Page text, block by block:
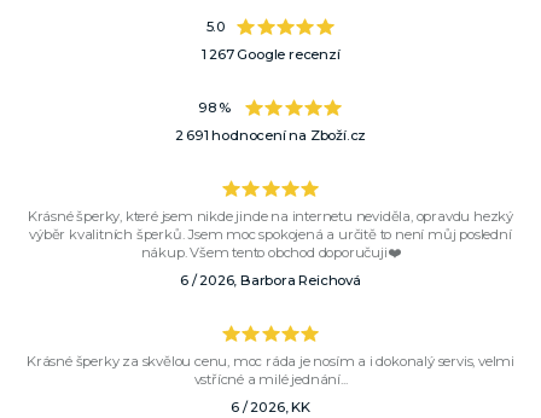
5.0
1 267 Google recenzí
98 %
2 691 hodnocení na Zboží.cz
Krásné šperky, které jsem nikde jinde na internetu neviděla, opravdu hezký
výběr kvalitních šperků. Jsem moc spokojená a určitě to není můj poslední
nákup. Všem tento obchod doporučuji❤️
6 / 2026, Barbora Reichová
Krásné šperky za skvělou cenu, moc ráda je nosím a i dokonalý servis, velmi
vstřícné a milé jednání...
6 / 2026, KK